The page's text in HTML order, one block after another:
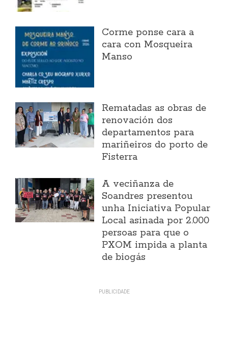
Corme ponse cara a
cara con Mosqueira
Manso
Rematadas as obras de
renovación dos
departamentos para
mariñeiros do porto de
Fisterra
A veciñanza de
Soandres presentou
unha Iniciativa Popular
Local asinada por 2.000
persoas para que o
PXOM impida a planta
de biogás